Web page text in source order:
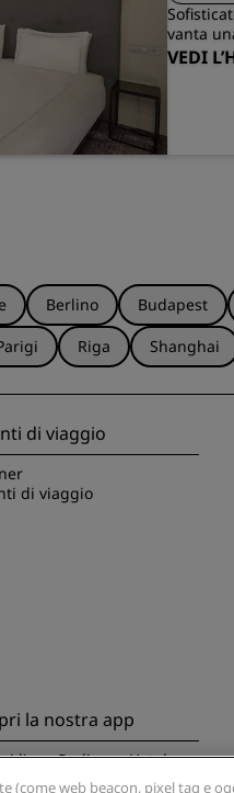
vanta
VEDI
Berlino Budapest
Riga Shanghai
di viaggio
di viaggio
la nostra app
l'app Radisson Hotels
web beacon, pixel tag e